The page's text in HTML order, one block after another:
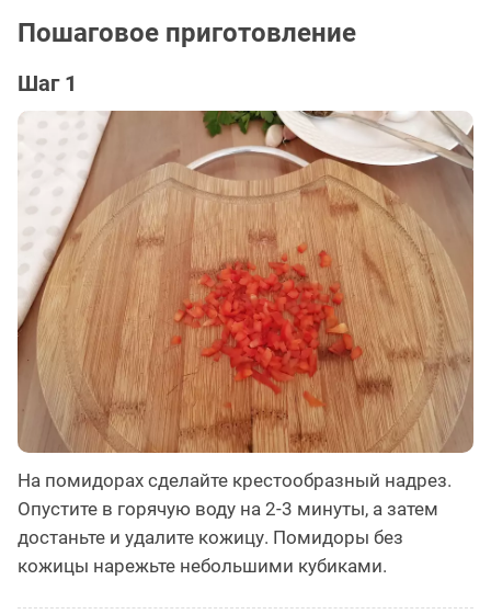
Пошаговое приготовление
Шаг 1
На помидорах сделайте крестообразный надрез.
Опустите в горячую воду на 2-3 минуты, а затем
достаньте и удалите кожицу. Помидоры без
кожицы нарежьте небольшими кубиками.